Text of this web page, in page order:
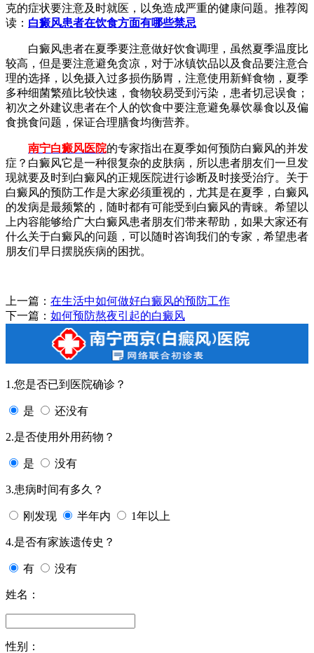
克的症状要注意及时就医，以免造成严重的健康问题。 推荐阅
读： 白癜风患者在饮食方面有哪些禁忌
白癜风患者在夏季要注意做好饮食调理，虽然夏季温度比
较高，但是要注意避免贪凉，对于冰镇饮品以及食品要注意合
理的选择，以免摄入过多损伤肠胃，注意使用新鲜食物，夏季
多种细菌繁殖比较快速，食物较易受到污染，患者切忌误食；
初次之外建议患者在个人的饮食中要注意避免暴饮暴食以及偏
食挑食问题，保证合理膳食均衡营养。
南宁白癜风医院的专家指出在夏季如何预防白癜风的并发
症？白癜风它是一种很复杂的皮肤病，所以患者朋友们一旦发
现就要及时到白癜风的正规医院进行诊断及时接受治疗。关于
白癜风的预防工作是大家必须重视的，尤其是在夏季，白癜风
的发病是最频繁的，随时都有可能受到白癜风的青睐。希望以
上内容能够给广大白癜风患者朋友们带来帮助，如果大家还有
什么关于白癜风的问题，可以随时咨询我们的专家，希望患者
朋友们早日摆脱疾病的困扰。
上一篇： 在生活中如何做好白癜风的预防工作
下一篇： 如何预防熬夜引起的白癜风
1.您是否已到医院确诊？
是 还没有
2.是否使用外用药物？
是 没有
3.患病时间有多久？
刚发现 半年内 1年以上
4.是否有家族遗传史？
有 没有
姓名：
性别：